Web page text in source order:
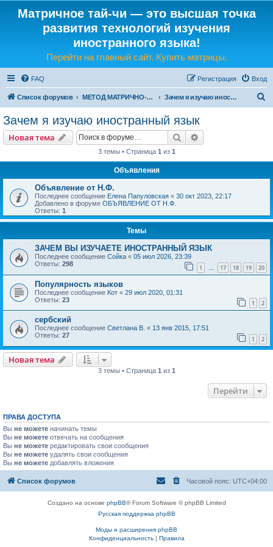
Матричное тай-чи — это высшая точка
развития технологий изучения
иностранного языка!
Перейти на главный сайт. Купить матрицы.
FAQ Вход
Регистрация
Список форумов МЕТОД МАТРИЧНО-ЯЗЫКОВОГО ТАЙ-ЧИ Зачем я изучаю иностранный язык
Зачем я изучаю иностранный язык
Новая тема Поиск
3 темы • Страница 1 из 1
Объявления
Объявление от Н.Ф.
Последнее сообщение Елена Папуловская « 30 окт 2023, 22:17
Добавлено в форуме ОБЪЯВЛЕНИЕ ОТ Н.Ф.
Ответы: 1
Темы
ЗАЧЕМ ВЫ ИЗУЧАЕТЕ ИНОСТРАННЫЙ ЯЗЫК
Последнее сообщение Сойка « 05 июл 2026, 23:39
Ответы: 298 1 … 17 18 19 20
Популярность языков
Последнее сообщение Кот « 29 июл 2020, 01:31
Ответы: 23 1 2
сербский
Последнее сообщение Светлана В. « 13 янв 2015, 17:51
Ответы: 27 1 2
Новая тема
3 темы • Страница 1 из 1
Перейти
ПРАВА ДОСТУПА
Вы не можете начинать темы
Вы не можете отвечать на сообщения
Вы не можете редактировать свои сообщения
Вы не можете удалять свои сообщения
Вы не можете добавлять вложения
Список форумов Часовой пояс: UTC+04:00
Создано на основе phpBB® Forum Software © phpBB Limited
Русская поддержка phpBB
Моды и расширения phpBB
Конфиденциальность| Правила